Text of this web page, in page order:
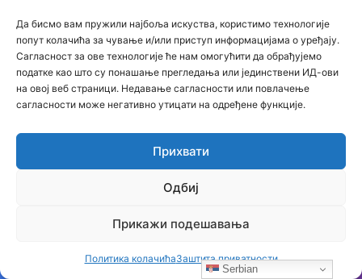
Да бисмо вам пружили најбоља искуства, користимо технологије
попут колачића за чување и/или приступ информацијама о уређају.
Сагласност за ове технологије ће нам омогућити да обрађујемо
податке као што су понашање прегледања или јединствени ИД-ови
на овој веб страници. Недавање сагласности или повлачење
сагласности може негативно утицати на одређене функције.
Прихвати
Одбиј
Прикажи подешавања
Политика колачићаЗаштита приватности
Serbian